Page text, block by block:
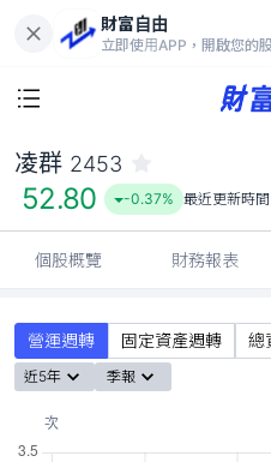
財富自由
立即使用APP，開啟您的
52.80
-
凌群 2453
52.80 -0.37% 最近更新時間
個股概覽 財務報表
營運週轉 固定資產週轉 總
近5年 季報